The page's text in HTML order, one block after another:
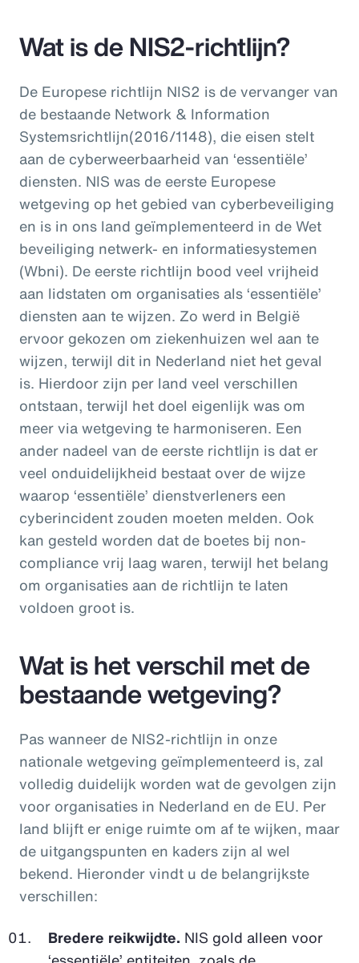
Wat is de NIS2-richtlijn?
De Europese richtlijn NIS2 is de vervanger van
de bestaande Network & Information
Systemsrichtlijn(2016/1148), die eisen stelt
aan de cyberweerbaarheid van ‘essentiële’
diensten. NIS was de eerste Europese
wetgeving op het gebied van cyberbeveiliging
en is in ons land geïmplementeerd in de Wet
beveiliging netwerk- en informatiesystemen
(Wbni). De eerste richtlijn bood veel vrijheid
aan lidstaten om organisaties als ‘essentiële’
diensten aan te wijzen. Zo werd in België
ervoor gekozen om ziekenhuizen wel aan te
wijzen, terwijl dit in Nederland niet het geval
is. Hierdoor zijn per land veel verschillen
ontstaan, terwijl het doel eigenlijk was om
meer via wetgeving te harmoniseren. Een
ander nadeel van de eerste richtlijn is dat er
veel onduidelijkheid bestaat over de wijze
waarop ‘essentiële’ dienstverleners een
cyberincident zouden moeten melden. Ook
kan gesteld worden dat de boetes bij non-
compliance vrij laag waren, terwijl het belang
om organisaties aan de richtlijn te laten
voldoen groot is.
Wat is het verschil met de
bestaande wetgeving?
Pas wanneer de NIS2-richtlijn in onze
nationale wetgeving geïmplementeerd is, zal
volledig duidelijk worden wat de gevolgen zijn
voor organisaties in Nederland en de EU. Per
land blijft er enige ruimte om af te wijken, maar
de uitgangspunten en kaders zijn al wel
bekend. Hieronder vindt u de belangrijkste
verschillen:
Bredere reikwijdte. NIS gold alleen voor